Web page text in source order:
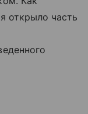
открыло часть